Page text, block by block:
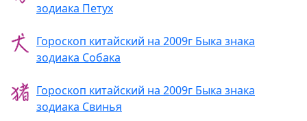
зодиака Петух
Гороскоп китайский на 2009г Быка знака
зодиака Собака
Гороскоп китайский на 2009г Быка знака
зодиака Свинья